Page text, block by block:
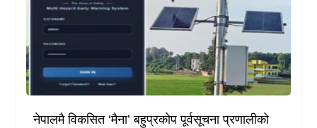
नेपालमै विकसित ‘मैना’ बहुप्रकोप पूर्वसूचना प्रणालीको